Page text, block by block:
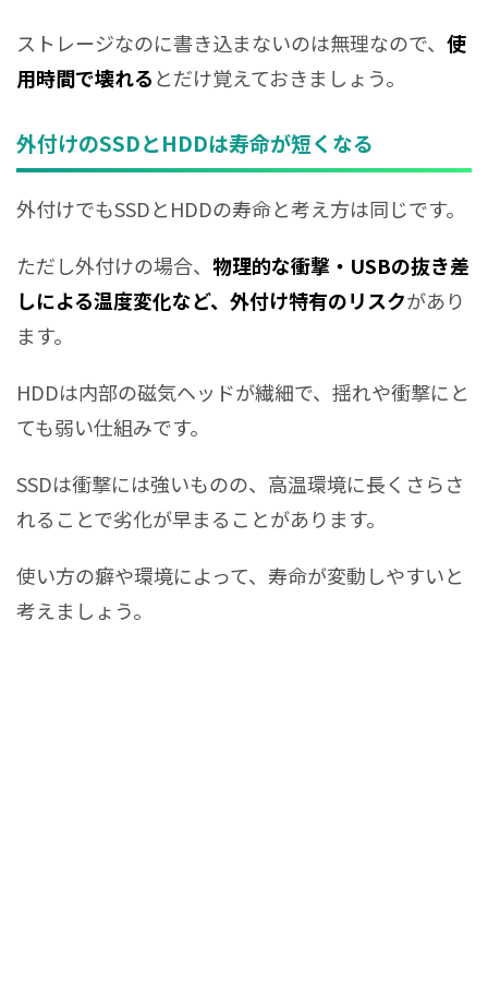
ストレージなのに書き込まないのは無理なので、 使
用時間で壊れるとだけ覚えておきましょう。
外付けのSSDとHDDは寿命が短くなる
外付けでもSSDとHDDの寿命と考え方は同じです。
ただし外付けの場合、 物理的な衝撃・USBの抜き差
しによる温度変化など、外付け特有のリスクがあり
ます。
HDDは内部の磁気ヘッドが繊細で、揺れや衝撃にと
ても弱い仕組みです。
SSDは衝撃には強いものの、高温環境に長くさらさ
れることで劣化が早まることがあります。
使い方の癖や環境によって、寿命が変動しやすいと
考えましょう。